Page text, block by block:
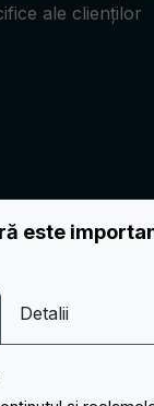
ale clienților
IMPECABIL DE-A
ȘI
și
este
Detalii